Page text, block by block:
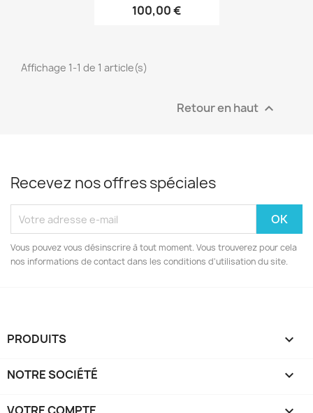
100,00 €
Affichage 1-1 de 1 article(s)
Retour en haut 
Recevez nos offres spéciales
Vous pouvez vous désinscrire à tout moment. Vous trouverez pour cela
nos informations de contact dans les conditions d'utilisation du site.
PRODUITS 
NOTRE SOCIÉTÉ 